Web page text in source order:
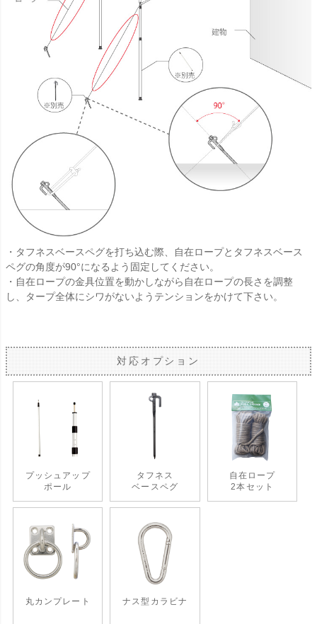
・タフネスベースペグを打ち込む際、自在ロープとタフネスベース
ペグの角度が90°になるよう固定してください。
・自在ロープの金具位置を動かしながら自在ロープの長さを調整
し、タープ全体にシワがないようテンションをかけて下さい。
対応オプション
プッシュアップ
ポール
タフネス
ベースペグ
自在ロープ
2本セット
丸カンプレート ナス型カラビナ